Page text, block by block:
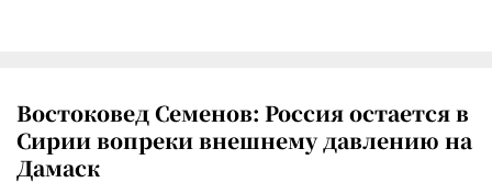
Востоковед Семенов: Россия остается в
Сирии вопреки внешнему давлению на
Дамаск